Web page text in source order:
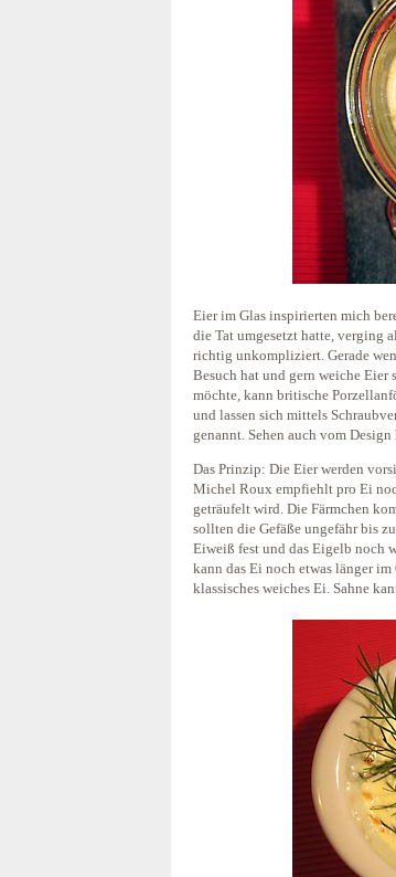
Eier im Glas inspirierten mich
die Tat umgesetzt hatte, verging
richtig unkompliziert. Gerade
Besuch hat und gern weiche Eier
möchte, kann britische
und lassen sich mittels
genannt. Sehen auch vom
Das Prinzip: Die Eier werden
Michel Roux empfiehlt pro Ei
geträufelt wird. Die Färmchen
sollten die Gefäße ungefähr bis
Eiweiß fest und das Eigelb noch
kann das Ei noch etwas länger
klassisches weiches Ei. Sahne